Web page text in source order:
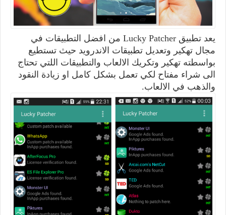
يعد تطبيق Lucky Patcher من افضل التطبيقات في
مجال تهكير وتعديل تطبيقات الاندرويد حيث تستطيع
بواسطته تهكير وتكريك الالعاب والتطبيقات اللتي تحتاج
الى شراء مفتاح لكي تعمل بشكل كامل او زيادة النقود
والذهب في الالعاب.